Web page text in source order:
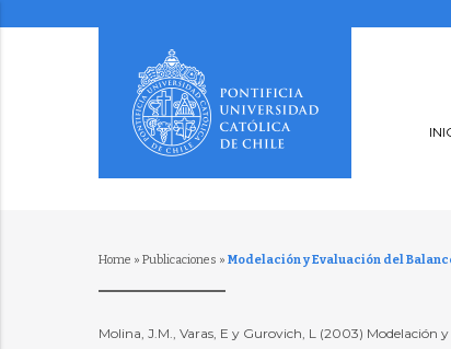
Home » Publicaciones » Modelación y Evaluación del
Molina, J.M., Varas, E y Gurovich, L (2003) Modelación